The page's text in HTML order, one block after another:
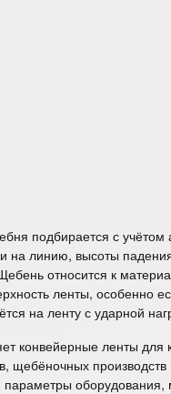
подбирается с
на линию, высоты
относится к
ленты, особенно
на ленту с ударной
конвейерные ленты для
щебёночных